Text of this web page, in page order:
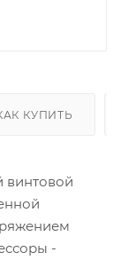
КУПИТЬ
винтовой
-